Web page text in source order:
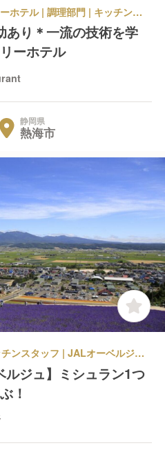
リゾートホテル, ラグジュアリーホテル | 調理部門 | キッチンスタッフ | UMITO熱海本邸 Restaurant
あり＊一流の技術を学
ーホテル
静岡県
熱海市
オーベルジュ | 調理部門 | キッチンスタッフ | JALオーベルジュ富良野
ルジュ】ミシュラン1つ
！